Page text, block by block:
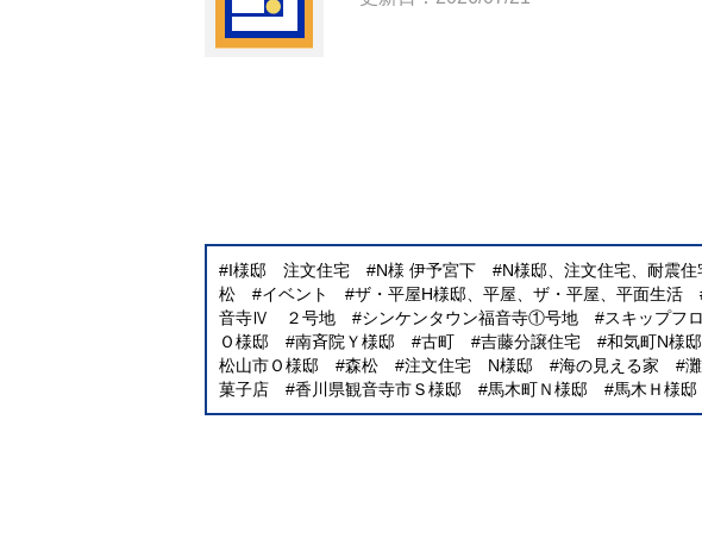
I様邸 注文住宅 N様 伊予宮下 N様邸、注文住宅、耐震
松
イベント ザ・平屋H様邸、平屋、ザ・平屋、平面生活
音寺Ⅳ ２号地
シンケンタウン福音寺①号地 スキップフ
Ｏ様邸
南斉院Ｙ様邸 古町 吉藤分譲住宅 和気町N様邸
松山市Ｏ様邸
森松 注文住宅 N様邸 海の見える家
菓子店
香川県観音寺市Ｓ様邸 馬木町Ｎ様邸 馬木Ｈ様邸